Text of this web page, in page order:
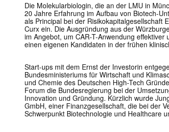
Die Molekularbiologin, die an der LMU in
20 Jahre Erfahrung im Aufbau von Biotech-
als Principal bei der Risikokapitalgesellschaft
Curx ein. Die Ausgründung aus der
im Angebot, um CAR-T-Anwendung
einen eigenen Kandidaten in der frühen
Start-ups mit dem Ernst der Investorin
Bundesministeriums für Wirtschaft und
und Chemie des Deutschen High-Tech
Forum die Bundesregierung bei der
Innovation und Gründung. Kürzlich wurde
GmbH, einer Finanzgesellschaft, die bei der
Schwerpunkt Biotechnologie und Healthcare